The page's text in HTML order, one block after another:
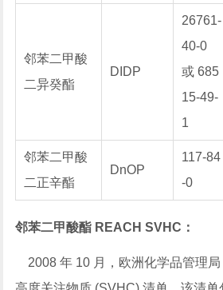
邻苯二甲酸
二异癸酯
DIDP
26761-
40-0
或 685
15-49-
1
邻苯二甲酸
二正辛酯
DnOP
117-84
-0
邻苯二甲酸酯 REACH SVHC：
2008 年 10 月，欧洲化学品管理